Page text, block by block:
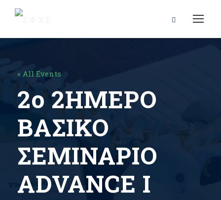
« All Events
2ο 2ΗΜΕΡΟ
ΒΑΣΙΚΟ
ΣΕΜΙΝΑΡΙΟ
ΑDVANCE I